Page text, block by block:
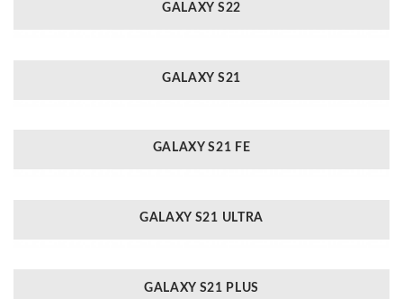
GALAXY S22
GALAXY S21
GALAXY S21 FE
GALAXY S21 ULTRA
GALAXY S21 PLUS